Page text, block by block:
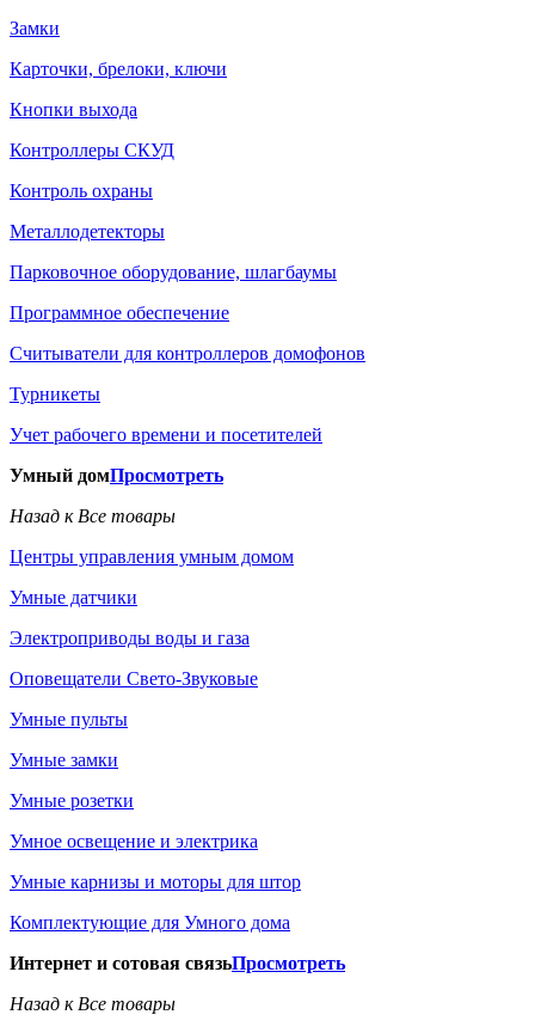
Замки
Карточки, брелоки, ключи
Кнопки выхода
Контроллеры СКУД
Контроль охраны
Металлодетекторы
Парковочное оборудование, шлагбаумы
Программное обеспечение
Считыватели для контроллеров домофонов
Турникеты
Учет рабочего времени и посетителей
Умный домПросмотреть
Назад к Все товары
Центры управления умным домом
Умные датчики
Электроприводы воды и газа
Оповещатели Свето-Звуковые
Умные пульты
Умные замки
Умные розетки
Умное освещение и электрика
Умные карнизы и моторы для штор
Комплектующие для Умного дома
Интернет и сотовая связьПросмотреть
Назад к Все товары